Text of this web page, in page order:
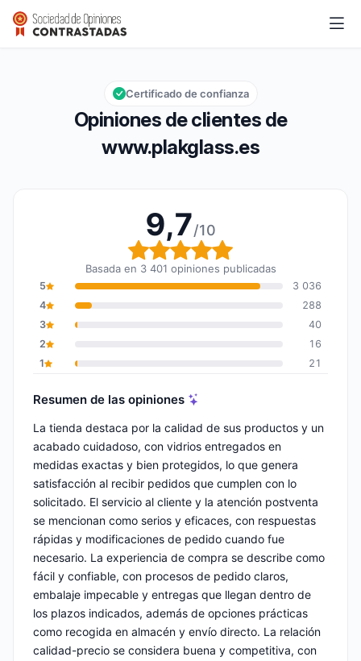
www.plakglass.es
Calificación global: 9,7 de 10
9,7/10
Opiniones de clientes de
www.plakglass.es
Certificado de confianza
9,7/10
Calificación global: 9,7
Basada en 3 401 opiniones publicadas
5
3 036
4
288
3
40
2
16
1
21
Resumen de las opiniones
La tienda destaca por la calidad de sus productos y un
acabado cuidadoso, con vidrios entregados en
medidas exactas y bien protegidos, lo que genera
satisfacción al recibir pedidos que cumplen con lo
solicitado. El servicio al cliente y la atención postventa
se mencionan como serios y eficaces, con respuestas
rápidas y modificaciones de pedido cuando fue
necesario. La experiencia de compra se describe como
fácil y confiable, con procesos de pedido claros,
embalaje impecable y entregas que llegan dentro de
los plazos indicados, además de opciones prácticas
como recogida en almacén y envío directo. La relación
calidad-precio se considera buena y competitiva, con